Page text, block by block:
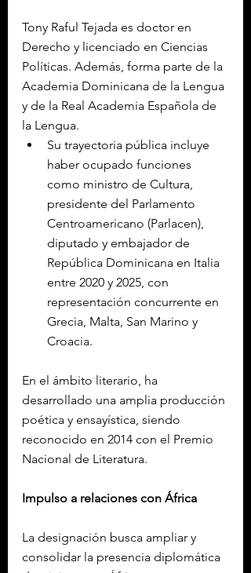
Tony Raful Tejada es doctor en
Derecho y licenciado en Ciencias
Políticas. Además, forma parte de la
Academia Dominicana de la Lengua
y de la Real Academia Española de
la Lengua.
Su trayectoria pública incluye
haber ocupado funciones
como ministro de Cultura,
presidente del Parlamento
Centroamericano (Parlacen),
diputado y embajador de
República Dominicana en Italia
entre 2020 y 2025, con
representación concurrente en
Grecia, Malta, San Marino y
Croacia.
En el ámbito literario, ha
desarrollado una amplia producción
poética y ensayística, siendo
reconocido en 2014 con el Premio
Nacional de Literatura.
Impulso a relaciones con África
La designación busca ampliar y
consolidar la presencia diplomática